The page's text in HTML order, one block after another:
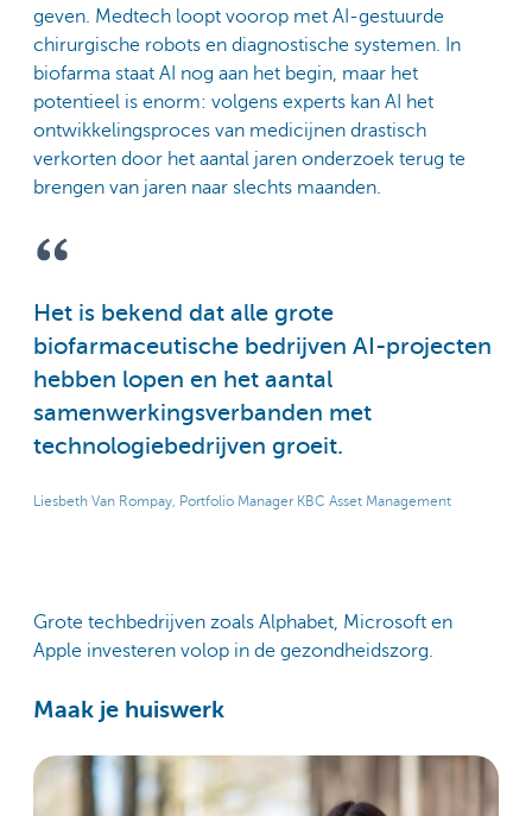
geven. Medtech loopt voorop met AI-gestuurde
chirurgische robots en diagnostische systemen. In
biofarma staat AI nog aan het begin, maar het
potentieel is enorm: volgens experts kan AI het
ontwikkelingsproces van medicijnen drastisch
verkorten door het aantal jaren onderzoek terug te
brengen van jaren naar slechts maanden.
Het is bekend dat alle grote
biofarmaceutische bedrijven AI-projecten
hebben lopen en het aantal
samenwerkingsverbanden met
technologiebedrijven groeit.
Liesbeth Van Rompay, Portfolio Manager KBC Asset Management
Grote techbedrijven zoals Alphabet, Microsoft en
Apple investeren volop in de gezondheidszorg.
Maak je huiswerk